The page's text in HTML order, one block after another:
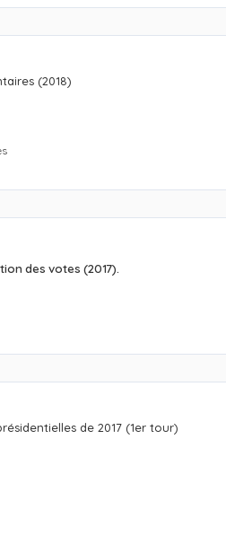
(2018)
des votes (2017).
de 2017 (1er tour)